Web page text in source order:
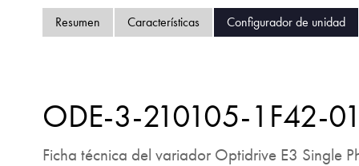
Resumen Características Configurador de unidad
ODE-3-210105-1F42-01
Ficha técnica del variador Optidrive E3 Single